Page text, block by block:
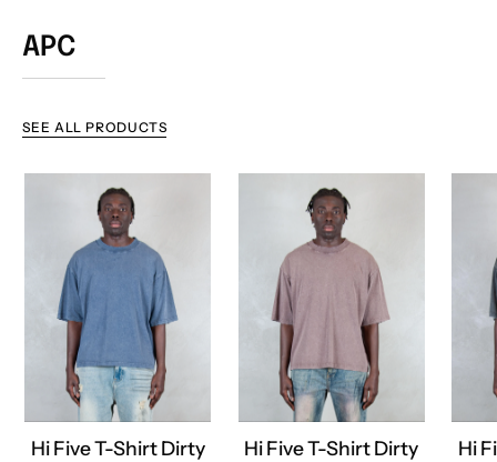
APC
SEE ALL PRODUCTS
Hi
Five
T-
Shirt
Dirty
DIRTY
BLUE
Hi
Hi Five T-Shirt Dirty
Hi
Five
T-
Shirt
Dirty
DIRTY
TEE
BROWN
Hi
Hi Five T-Shirt Dirty Hi